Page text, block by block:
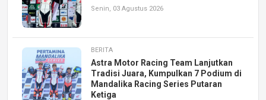
Senin, 03 Agustus 2026
BERITA
Astra Motor Racing Team Lanjutkan
Tradisi Juara, Kumpulkan 7 Podium di
Mandalika Racing Series Putaran
Ketiga